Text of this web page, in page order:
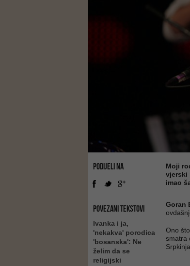
PODIJELI NA
POVEZANI TEKSTOVI
Ivanka i ja,
'nekakva' porodica
'bosanska': Ne
želim da se
religijski
Moji
vjerski
imao
Goran
Ono
smatra